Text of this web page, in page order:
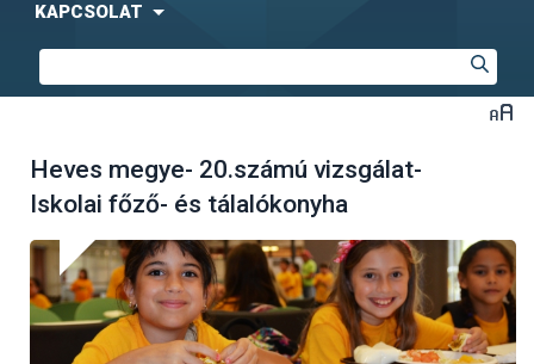
KAPCSOLAT
Heves megye- 20.számú vizsgálat-
Iskolai főző- és tálalókonyha